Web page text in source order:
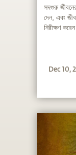
সদগুরু
দেন, এবং
নিরীক্ষণ
Dec 10,